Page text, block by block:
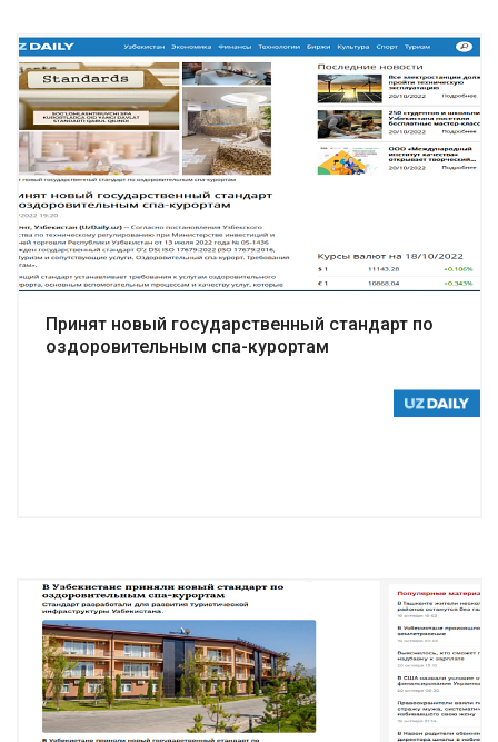
Подробнее
Принят новый государственный стандарт по
оздоровительным спа-курортам
Подробнее